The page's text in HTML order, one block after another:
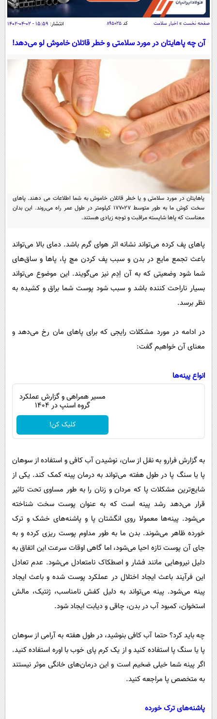
سیاسی
اقتصاد
یک برش دانایی
محیط زیست
سفر و تفریح
بین الملل
سیاست خارجی
فرهنگ و هنر
علم و دانش
فناوری و It
علمی
قرآن
گوناگون
باشگاه مغز
اقتصاد
سیاست
سرگرمی
فناوری
گوناگون
حوادث
محیط زیست
فرهنگی
حیات وحش
سیاست خارجی
عصر ایران 2
داستان کوتاه
پیامک
آشپزی
دانلود
صفحه نخست » اخبار سلامت کد۸۹۵۰۲۵ انتشار: ۱۵:۵۹ - ۰۲-۰۴-۱۴۰۲
آن چه پا‌هایتان در مورد سلامتی و خطر قاتلان خاموش لو می‌دهد!
پا‌هایتان در مورد سلامتی و یا خطر قاتلان خاموش به شما اطلاعات می دهند. پا‌های
سخت کوش ما به طور متوسط ۱۷۷۰۲۷ کیلومتر در طول عمر راه می‌روند. این بدان
معناست که پا‌ها شایسته مراقبت و توجه زیادی هستند.
پا‌های پف کرده می‌تواند نشانه اثر هوای گرم باشد. دمای بالا می‌تواند
باعث تجمع مایع در بدن و سبب پف کردن مچ پا، پا‌ها و ساق‌های
شما شود وضعیتی که به آن اِدِم نیز می‌گویند. این موضوع می‌تواند
بسیار ناراحت کننده باشد و سبب شود پوست شما براق و کشیده به
نظر برسد.
در ادامه در مورد مشکلات رایجی که برای پا‌های مان رخ می‌دهد و
معنای آن خواهیم گفت:
انواع پینه‌ها
مسیر همراهی و گزارش عملکرد
گروه اسنپ در ۱۴۰۴
کلیک کن!
به گزارش فرارو به نقل از سان، نوشیدن آب کافی و استفاده از سوهان
پا یا سنگ پا در طول هفته می‌تواند به درمان پینه کمک کند. یکی از
شایع‌ترین مشکلات پا که مردان و زنان را به طور مساوی تحت تاثیر
قرار می‌دهد رشد پینه است که به عنوان پوست سخت شناخته
می‌شود. پینه‌ها معمولا روی انگشتان پا و پاشنه‌های خشک و ترک
خورده ظاهر می‌شوند. بدن ما به طور مداوم پوست ریزی کرده و به
جای آن پوست تازه احیا می‌شود، اما گاهی اوقات سرعت این اتفاق به
دلیل نیرو‌هایی مانند فشار و اصطکاک نامتعادل می‌شود. عدم تعادل
این فرآیند باعث ایجاد اختلال در عملکرد پوست شده و باعث ایجاد
پینه می‌شود. پینه می‌تواند به دلیل کفش نامناسب، ژنتیک، مالش
استخوان، کمبود آب در بدن، چاقی و دیابت ایجاد شود.
چه باید کرد؟ حتما آب کافی بنوشید، در طول هفته به آرامی از سوهان
پا یا سنگ پا استفاده کنید و از یک کرم پای خوب با اوره استفاده کنید.
اگر پینه شما خیلی ضخیم است و این درمان‌های خانگی موثر نیستند
به متخصص پا مراجعه کنید.
پاشنه‌های ترک خورده